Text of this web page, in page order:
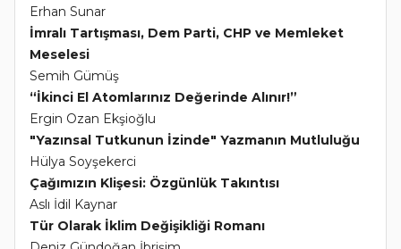
Erhan Sunar
İmralı Tartışması, Dem Parti, CHP ve Memleket
Meselesi
Semih Gümüş
“İkinci El Atomlarınız Değerinde Alınır!”
Ergin Ozan Ekşioğlu
"Yazınsal Tutkunun İzinde" Yazmanın Mutluluğu
Hülya Soyşekerci
Çağımızın Klişesi: Özgünlük Takıntısı
Aslı İdil Kaynar
Tür Olarak İklim Değişikliği Romanı